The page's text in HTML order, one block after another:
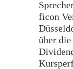
ficon
über